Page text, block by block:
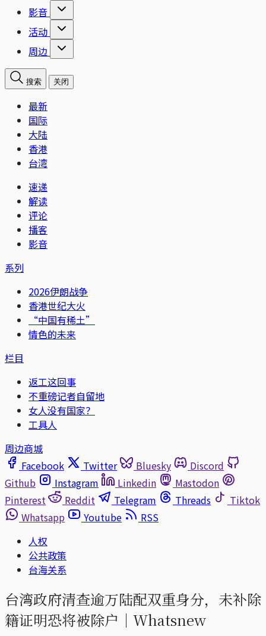
影音
活动
周边
搜索 关闭
最新
国际
大陆
香港
台湾
速递
解读
评论
播客
影音
系列
2026伊朗战争
香港世纪大火
“中国有稀土”
情色的未来
栏目
返工这回事
不重磅记者自留地
女人没有国家？
工具人
周边商城
Facebook
Twitter Bluesky
Discord
Github
Instagram Linkedin
Mastodon
Pinterest
Reddit Telegram Threads
Tiktok
Whatsapp
Youtube
RSS
人权
公共政策
台海关系
台湾政府清查逾万陆配双重身分，未补除
籍证明恐将被除户｜Whatsnew